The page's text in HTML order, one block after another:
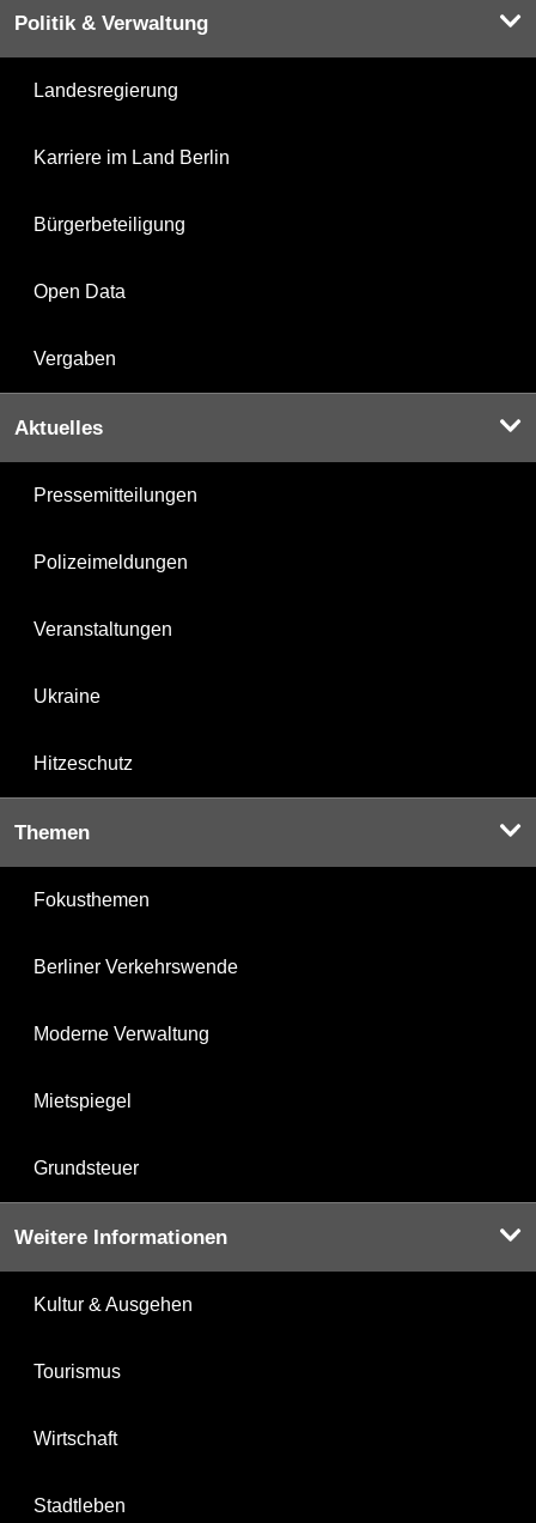
Politik & Verwaltung
Landesregierung
Karriere im Land Berlin
Bürgerbeteiligung
Open Data
Vergaben
Aktuelles
Pressemitteilungen
Polizeimeldungen
Veranstaltungen
Ukraine
Hitzeschutz
Themen
Fokusthemen
Berliner Verkehrswende
Moderne Verwaltung
Mietspiegel
Grundsteuer
Weitere Informationen
Kultur & Ausgehen
Tourismus
Wirtschaft
Stadtleben